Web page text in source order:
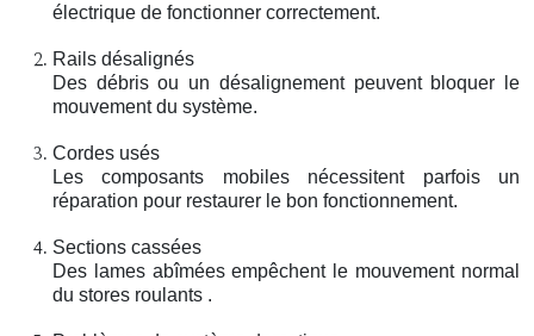
électrique de fonctionner correctement.
Rails désalignés
Des débris ou un désalignement peuvent bloquer le
mouvement du système.
Cordes usés
Les composants mobiles nécessitent parfois un
réparation pour restaurer le bon fonctionnement.
Sections cassées
Des lames abîmées empêchent le mouvement normal
du stores roulants .